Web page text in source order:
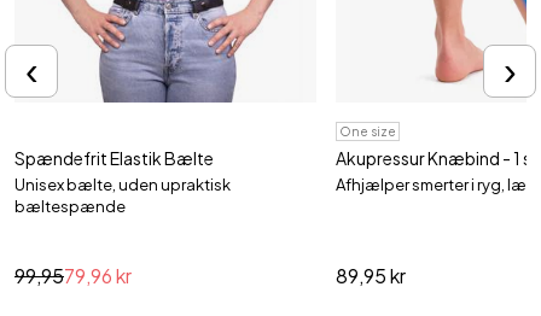
Spændefrit Elastik Bælte
Unisex bælte, uden upraktisk
bæltespænde
99,9579,96 kr
One size
Akupressur Knæbind - 1
Afhjælper smerter i ryg,
89,95 kr
‹ ›